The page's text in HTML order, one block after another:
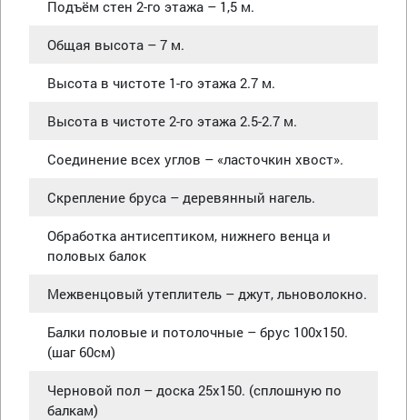
Подъём стен 2-го этажа – 1,5 м.
Общая высота – 7 м.
Высота в чистоте 1-го этажа 2.7 м.
Высота в чистоте 2-го этажа 2.5-2.7 м.
Соединение всех углов – «ласточкин хвост».
Скрепление бруса – деревянный нагель.
Обработка антисептиком, нижнего венца и
половых балок
Межвенцовый утеплитель – джут, льноволокно.
Балки половые и потолочные – брус 100х150.
(шаг 60см)
Черновой пол – доска 25х150. (сплошную по
балкам)